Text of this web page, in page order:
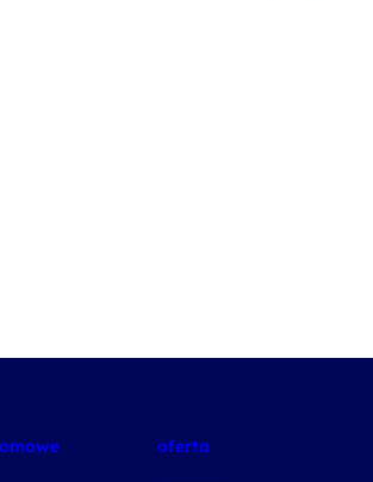
oferta